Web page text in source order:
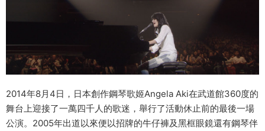
2014年8月4日，日本創作鋼琴歌姬Angela Aki在武道館360度的
舞台上迎接了一萬四千人的歌迷，舉行了活動休止前的最後一場
公演。2005年出道以來便以招牌的牛仔褲及黑框眼鏡還有鋼琴伴